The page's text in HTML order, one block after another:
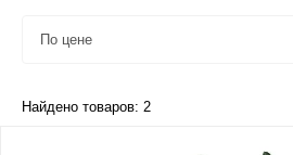
По цене
Найдено товаров: 2